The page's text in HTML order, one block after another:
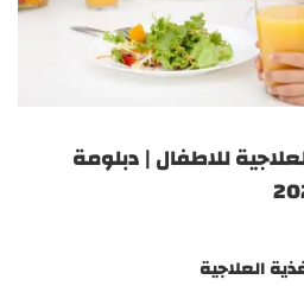
للاطفال | دبلومة
العلاجية